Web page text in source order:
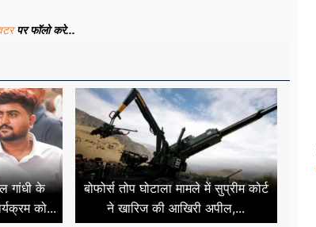
पर फॉलो करे...
गांधी के
को...
बोफोर्स तोप घोटाला मामले में सुप्रीम कोर्ट
ने खारिज की आखिरी अपील,...